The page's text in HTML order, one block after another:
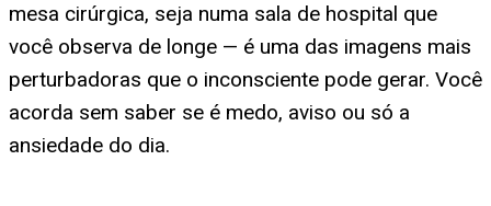
mesa cirúrgica, seja numa sala de hospital que
você observa de longe — é uma das imagens mais
perturbadoras que o inconsciente pode gerar. Você
acorda sem saber se é medo, aviso ou só a
ansiedade do dia.